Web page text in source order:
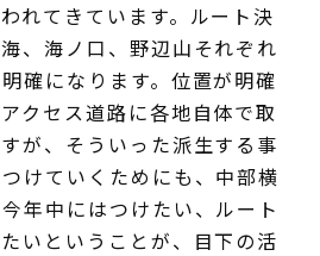
れてきています。ルート決
、海ノ口、野辺山それぞれ
確になります。位置が明確
クセス道路に各地自体で取
が、そういった派生する事
けていくためにも、中部横
年中にはつけたい、ルート
いということが、目下の活